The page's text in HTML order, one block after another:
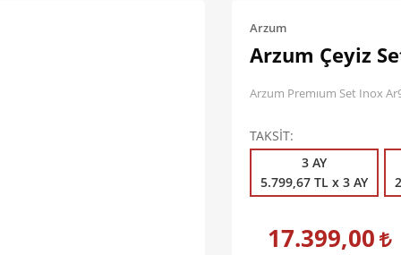
Arzum
Arzum Çeyiz
Arzum Premıum Set Inox
TAKSİT
3 AY
5.799,67 TL x 3 AY
17.399,00